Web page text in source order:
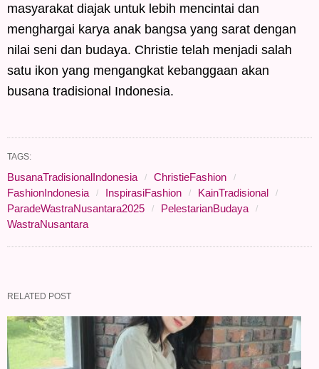
masyarakat diajak untuk lebih mencintai dan
menghargai karya anak bangsa yang sarat dengan
nilai seni dan budaya. Christie telah menjadi salah
satu ikon yang mengangkat kebanggaan akan
busana tradisional Indonesia.
TAGS:
BusanaTradisionalIndonesia
ChristieFashion
FashionIndonesia
InspirasiFashion
KainTradisional
ParadeWastraNusantara2025
PelestarianBudaya
WastraNusantara
RELATED POST